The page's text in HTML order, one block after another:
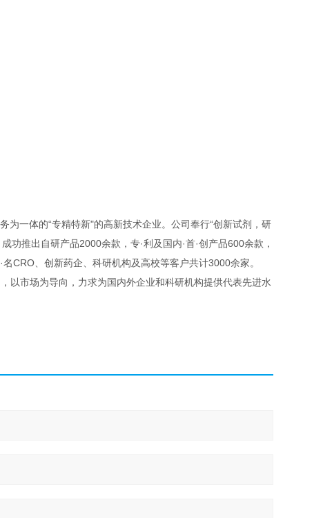
一体的“专精特新"的高新技术企业。公司奉行“创新试剂，研
推出自研产品2000余款，专·利及国内·首·创产品600余款，
CRO、创新药企、科研机构及高校等客户共计3000余家。
以市场为导向，力求为国内外企业和科研机构提供代表先进水